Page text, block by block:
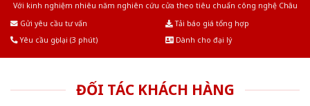
Với kinh nghiệm nhiêu năm nghiên cứu cửa theo tiêu chuẩn công nghệ Châu
Gửi yêu cầu tư vấn
Tải báo giá tổng hợp
Yêu cầu gọi lại (3 phút)
Dành cho đại lý
ĐỐI TÁC KHÁCH HÀNG